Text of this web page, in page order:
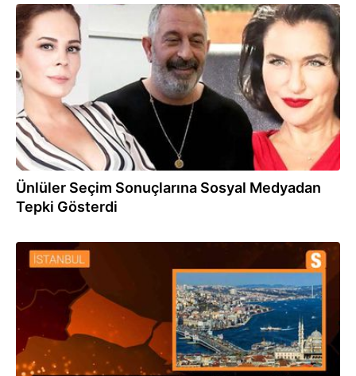
01.04.2024
Ünlüler Seçim Sonuçlarına Sosyal Medyadan
Tepki Gösterdi
13.03.2024